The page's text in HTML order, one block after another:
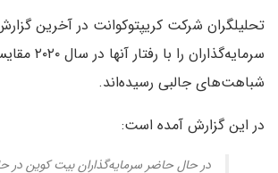
تحلیلگران شرکت کریپتوکوانت در آخرین
سرمایه‌گذاران
شباهت‌های جالبی رسیده‌اند.
در این گزارش آمده است:
در حال حاضر سرمایه‌گذاران بیت کوین در